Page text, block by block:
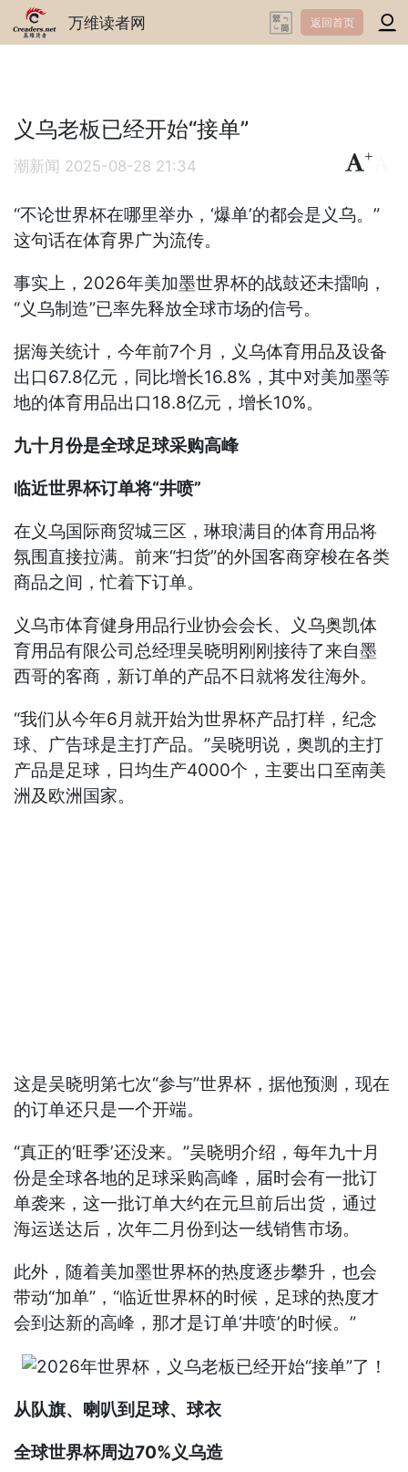
万维读者网 返回首页
义乌老板已经开始“接单”
潮新闻 2025-08-28 21:34
+
“不论世界杯在哪里举办，‘爆单’的都会是义乌。”
这句话在体育界广为流传。
事实上，2026年美加墨世界杯的战鼓还未擂响，
“义乌制造”已率先释放全球市场的信号。
据海关统计，今年前7个月，义乌体育用品及设备
出口67.8亿元，同比增长16.8%，其中对美加墨等
地的体育用品出口18.8亿元，增长10%。
九十月份是全球足球采购高峰
临近世界杯订单将“井喷”
在义乌国际商贸城三区，琳琅满目的体育用品将
氛围直接拉满。前来“扫货”的外国客商穿梭在各类
商品之间，忙着下订单。
义乌市体育健身用品行业协会会长、义乌奥凯体
育用品有限公司总经理吴晓明刚刚接待了来自墨
西哥的客商，新订单的产品不日就将发往海外。
“我们从今年6月就开始为世界杯产品打样，纪念
球、广告球是主打产品。”吴晓明说，奥凯的主打
产品是足球，日均生产4000个，主要出口至南美
洲及欧洲国家。
这是吴晓明第七次“参与”世界杯，据他预测，现在
的订单还只是一个开端。
“真正的‘旺季’还没来。”吴晓明介绍，每年九十月
份是全球各地的足球采购高峰，届时会有一批订
单袭来，这一批订单大约在元旦前后出货，通过
海运送达后，次年二月份到达一线销售市场。
此外，随着美加墨世界杯的热度逐步攀升，也会
带动“加单”，“临近世界杯的时候，足球的热度才
会到达新的高峰，那才是订单‘井喷’的时候。”
从队旗、喇叭到足球、球衣
全球世界杯周边70%义乌造